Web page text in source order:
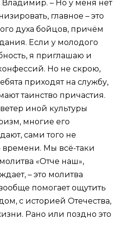
Владимир. – Но у меня нет
главное – это
духа бойцов, причём
Если у молодого
я приглашаю и
Но не скрою,
приходят на службу,
таинство причастия.
иной культуры
многие его
сами того не
Мы всё-таки
«Отче наш»,
– это молитва
помогает ощутить
с историей Отечества,
Рано или поздно это